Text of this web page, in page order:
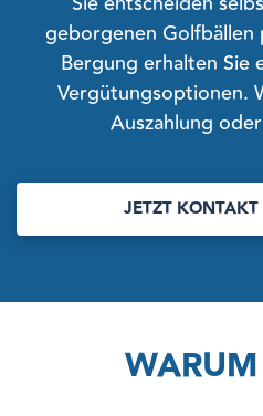
geborgenen
Bergung erhalten Sie
Vergütungsoptionen.
Auszahlung
JETZT